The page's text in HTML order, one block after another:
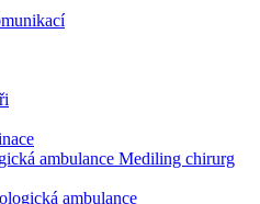
ambulance Mediling chirurg
ambulance